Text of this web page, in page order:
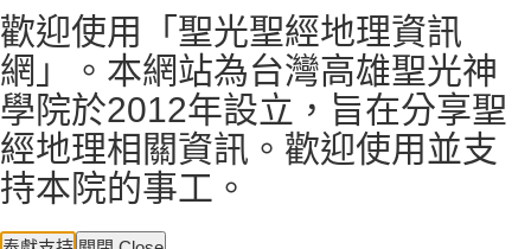
歡迎使用「聖光聖經地理資訊
網」。本網站為台灣高雄聖光神
學院於2012年設立，旨在分享聖
經地理相關資訊。歡迎使用並支
持本院的事工。